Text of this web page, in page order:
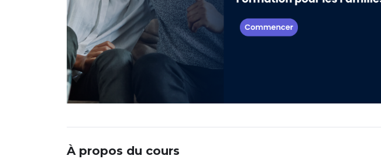
À propos du cours